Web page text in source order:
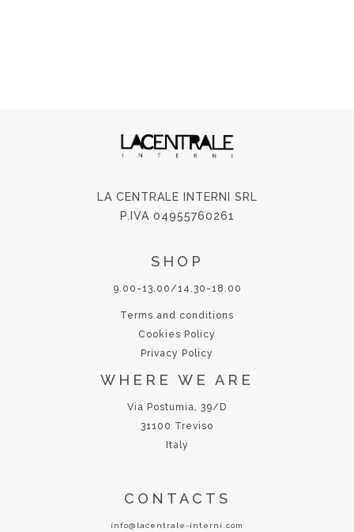
LA CENTRALE INTERNI SRL
P.IVA 04955760261
SHOP
9.00-13.00/14.30-18.00
Terms and conditions
Cookies Policy
Privacy Policy
WHERE WE ARE
Via Postumia, 39/D
31100 Treviso
Italy
CONTACTS
info@lacentrale-interni.com